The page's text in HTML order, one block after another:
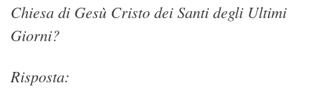
Chiesa di Gesù Cristo dei Santi degli Ultimi
Giorni?
Risposta: